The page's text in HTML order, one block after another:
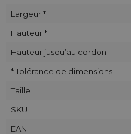
séchée peuvent
9 cm ?
Cela dépend de plusieurs
La taille du sac(avec
Le type de lavande
fleurs ou avec des
Largeur *
Hauteur *
Hauteur jusqu’au cordon
* Tolérance de dimensions
Taille
SKU
EAN